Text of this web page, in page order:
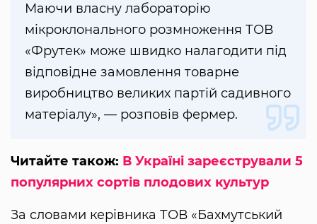
Маючи власну лабораторію
мікроклонального розмноження ТОВ
«Фрутек» може швидко налагодити під
відповідне замовлення товарне
виробництво великих партій садивного
матеріалу», — розповів фермер.
Читайте також: В Україні зареєстрували 5
популярних сортів плодових культур
За словами керівника ТОВ «Бахмутський